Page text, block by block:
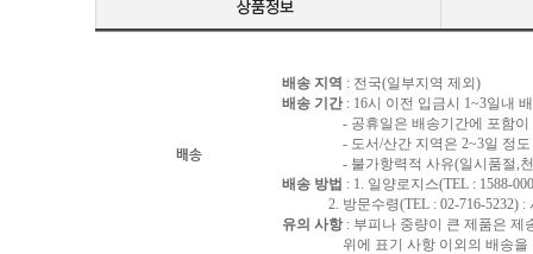
배송
배송 지역 : 전국(일부지역 제외)
배송 기간 : 16시 이전 입금시 1~3일내
- 공휴일은 배송기간에 포함이
- 도서/산간 지역은 2~3일 정도
- 불가항력적 사유(일시품절,천재
배송 방법 : 1. 일양로지스(TEL : 1588-
2. 방문수령(TEL : 02-716-5232) :
유의 사항: 부피나 중량이 큰 제품은 제
위에 표기 사항 이외의 배송을 원